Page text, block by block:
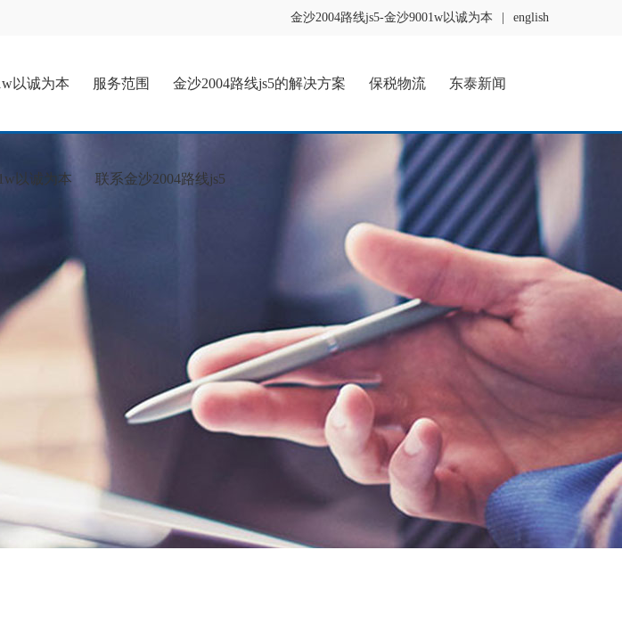
金沙2004路线js5-金沙9001w以诚为本 english
以诚为本
服务范围 金沙2004路线js5的解决方案 保税物流 东泰新闻
以诚为本 联系金沙2004路线js5